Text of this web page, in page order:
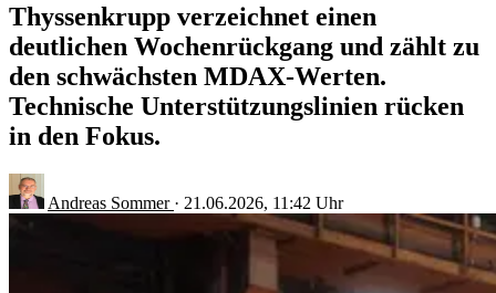
Thyssenkrupp verzeichnet einen
deutlichen Wochenrückgang und zählt zu
den schwächsten MDAX-Werten.
Technische Unterstützungslinien rücken
in den Fokus.
Andreas Sommer · 21.06.2026, 11:42 Uhr